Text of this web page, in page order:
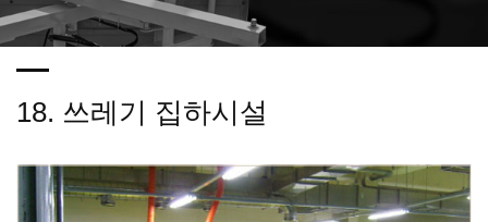
18. 쓰레기 집하시설